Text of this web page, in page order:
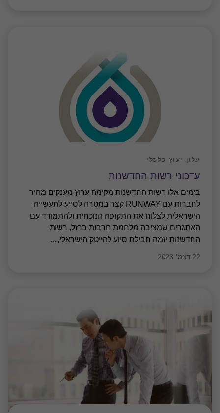
עדכוני רשות החדשנות
עלון יעוץ כלכלי
בימים אלו רשות החדשנות מקימה ערוץ מענקים מהיר
לחברות עם RUNWAY קצר במטרה לסייע לתעשייה
הישראלית לצלוח את התקופה הנוכחית ולהתמודד עם
האתגרים שמציבה מלחמת חרבות ברזל, רשות
החדשנות יזמה חבילת סיוע להייטק הישראלי,…
22 דצמ׳ 2023